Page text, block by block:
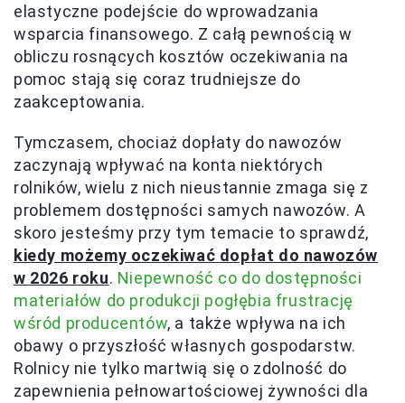
elastyczne podejście do wprowadzania
wsparcia finansowego. Z całą pewnością w
obliczu rosnących kosztów oczekiwania na
pomoc stają się coraz trudniejsze do
zaakceptowania.
Tymczasem, chociaż dopłaty do nawozów
zaczynają wpływać na konta niektórych
rolników, wielu z nich nieustannie zmaga się z
problemem dostępności samych nawozów. A
skoro jesteśmy przy tym temacie to sprawdź,
kiedy możemy oczekiwać dopłat do nawozów
w 2026 roku. Niepewność co do dostępności
materiałów do produkcji pogłębia frustrację
wśród producentów, a także wpływa na ich
obawy o przyszłość własnych gospodarstw.
Rolnicy nie tylko martwią się o zdolność do
zapewnienia pełnowartościowej żywności dla